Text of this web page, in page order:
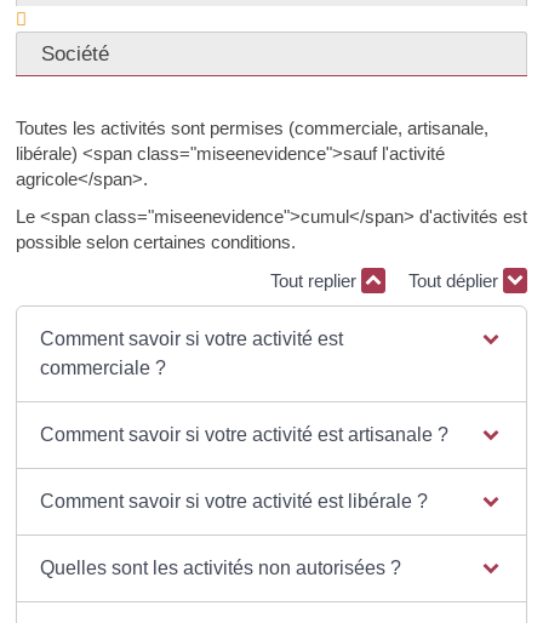
Société
Toutes les activités sont permises (commerciale, artisanale,
libérale) <span class="miseenevidence">sauf l'activité
agricole</span>.
Le <span class="miseenevidence">cumul</span> d'activités est
possible selon certaines conditions.
Tout replier
Tout déplier
Comment savoir si votre activité est
commerciale ?
Comment savoir si votre activité est artisanale ?
Comment savoir si votre activité est libérale ?
Quelles sont les activités non autorisées ?